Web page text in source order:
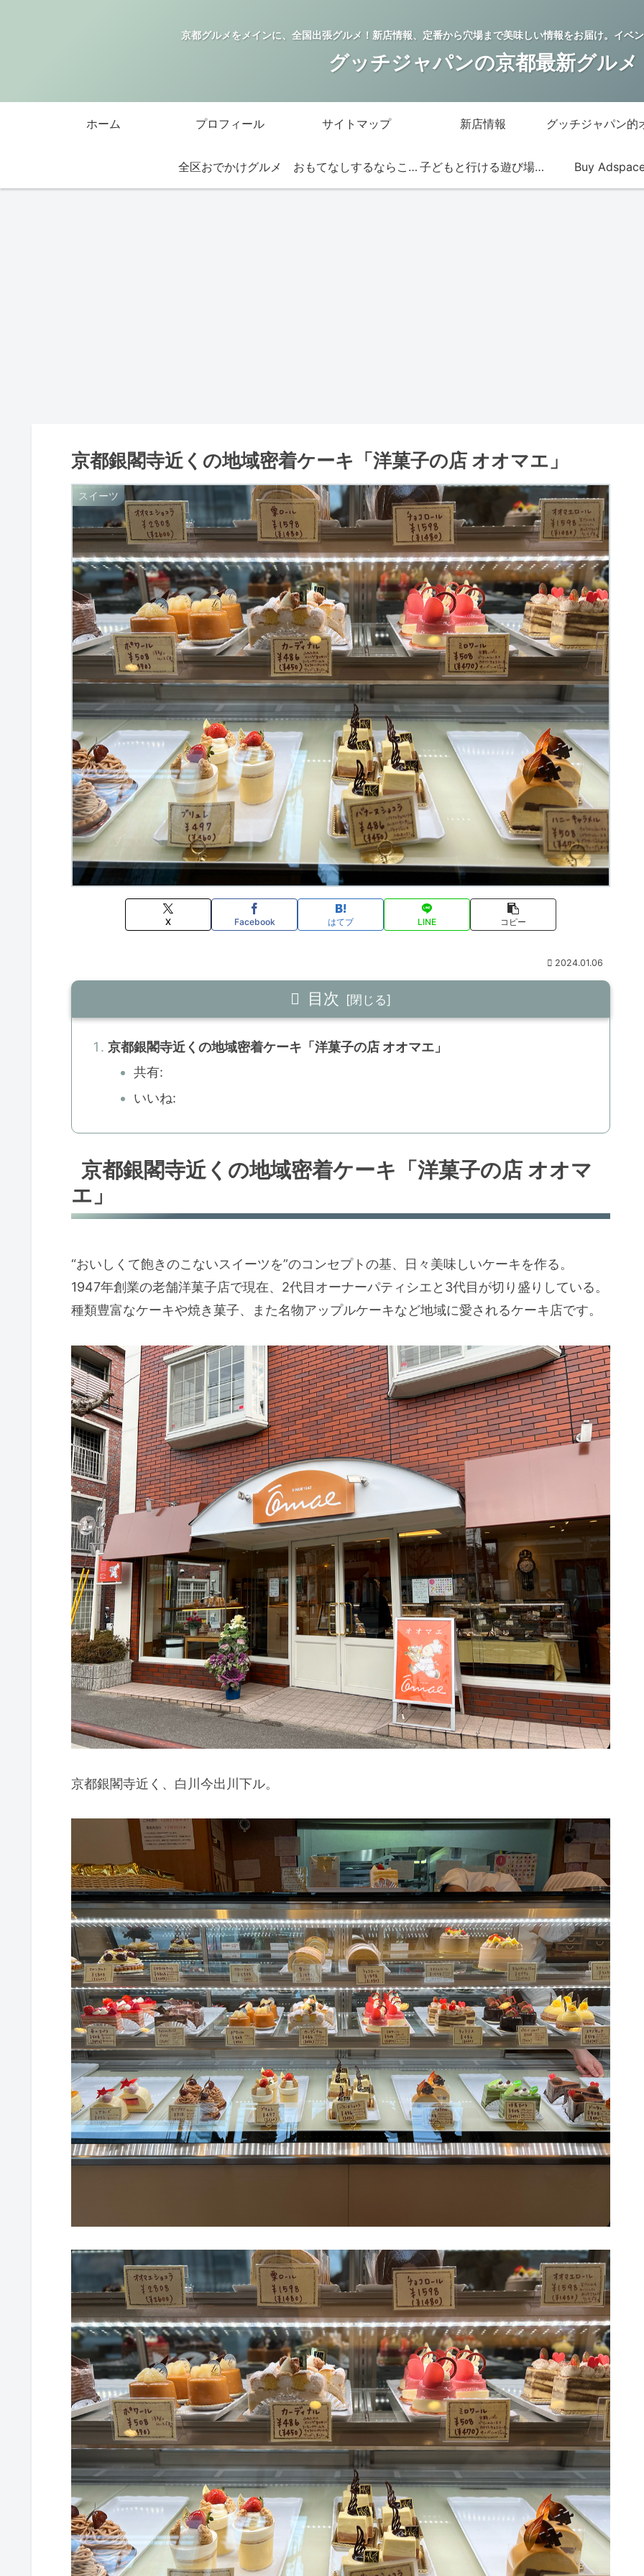
京都グルメをメインに、全国出張グルメ！新店情報、定番から穴場まで美味しい情報をお届け。イベ
グッチジャパンの京都最新グルメ
ホーム プロフィール サイトマップ 新店情報
全区おでかけグルメ おもてなしするならこの店 子どもと行ける遊び場・お店 Buy
京都銀閣寺近くの地域密着ケーキ「洋菓子の店 オオマエ」
スイーツ
X Facebook はてブ LINE コピー
2024.01.06
目次
京都銀閣寺近くの地域密着ケーキ「洋菓子の店 オオマエ」
共有:
いいね:
京都銀閣寺近くの地域密着ケーキ「洋菓子の店 オオマ
エ」
“おいしくて飽きのこないスイーツを”のコンセプトの基、日々美味しいケーキを作る。
1947年創業の老舗洋菓子店で現在、2代目オーナーパティシエと3代目が切り盛りしている。
種類豊富なケーキや焼き菓子、また名物アップルケーキなど地域に愛されるケーキ店です。
京都銀閣寺近く、白川今出川下ル。